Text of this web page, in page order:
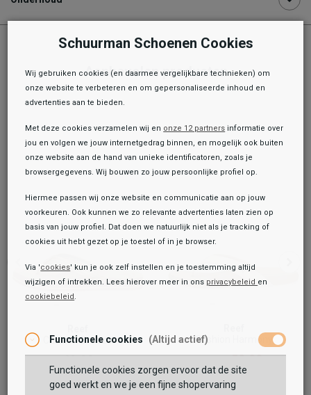
Cushion Harmony
69,99
59,99
Maat:
Aanbevolen producten
Cushion Breeze
Cushion Harmony
59,99
Toegevoegd aan je winkeltas!
Schuurman Schoenen Cookies
Wij gebruiken cookies (en daarmee vergelijkbare technieken) om
onze website te verbeteren en om gepersonaliseerde inhoud en
advertenties aan te bieden.
Met deze cookies verzamelen wij en onze 12 partners informatie over
jou en volgen we jouw internetgedrag binnen, en mogelijk ook buiten
onze website aan de hand van unieke identificatoren, zoals je
browsergegevens. Wij bouwen zo jouw persoonlijke profiel op.
Hiermee passen wij onze website en communicatie aan op jouw
voorkeuren. Ook kunnen we zo relevante advertenties laten zien op
basis van jouw profiel. Dat doen we natuurlijk niet als je tracking of
cookies uit hebt gezet op je toestel of in je browser.
Via 'cookies' kun je ook zelf instellen en je toestemming altijd
wijzigen of intrekken. Lees hierover meer in ons privacybeleid en
cookiebeleid.
Functionele cookies (Altijd actief)
Functionele cookies zorgen ervoor dat de site
goed werkt en we je een fijne shopervaring